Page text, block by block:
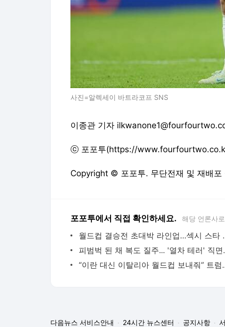
사진=알렉세이 바트라코프 SNS
이종관 기자
ⓒ 포포투(https://
Copyright © 포포투. 무단전재 및 재배포
포포투에서 직접 확인하세요. 해당 언론사
월드컵 결승전
피범벅 된 채
“이란 대신 이탈리아 월
다음뉴스 서비스안내 24시간 뉴스센터 공지사항